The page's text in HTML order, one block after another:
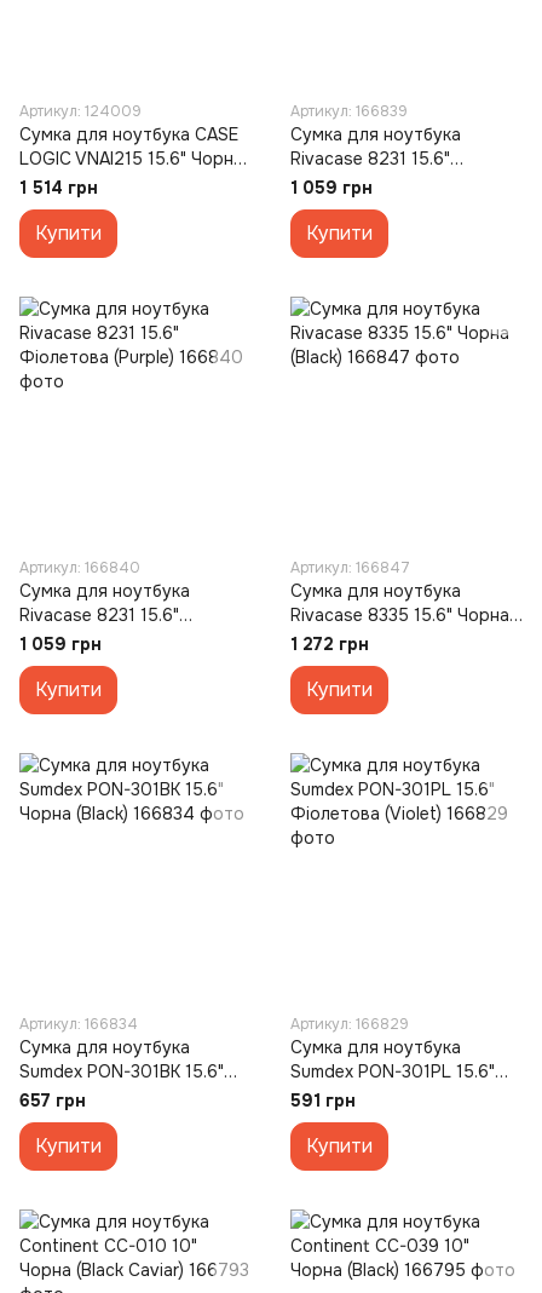
Артикул: 124009
Сумка для ноутбука CASE
LOGIC VNAI215 15.6" Чорна
(Black)
1 514 грн
Купити
Артикул: 166839
Сумка для ноутбука
Rivacase 8231 15.6"
Блакитна (Blue))
1 059 грн
Купити
Артикул: 166840
Сумка для ноутбука
Rivacase 8231 15.6"
Фіолетова (Purple)
1 059 грн
Купити
Артикул: 166847
Сумка для ноутбука
Rivacase 8335 15.6" Чорна
(Black)
1 272 грн
Купити
Артикул: 166834
Сумка для ноутбука
Sumdex PON-301BK 15.6"
Чорна (Black)
657 грн
Купити
Артикул: 166829
Сумка для ноутбука
Sumdex PON-301PL 15.6"
Фіолетова (Violet)
591 грн
Купити